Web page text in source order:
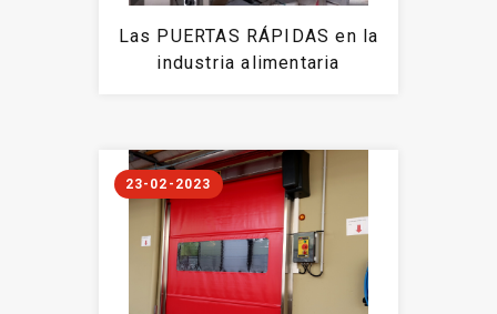
Las PUERTAS RÁPIDAS en la
industria alimentaria
23-02-2023